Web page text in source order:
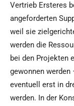
Vertrieb Ersteres
angeforderten
weil sie
werden die
bei den Projekten
gewonnen
eventuell erst in
werden. In der